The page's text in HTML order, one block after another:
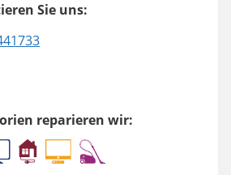
Sie uns:
reparieren wir: